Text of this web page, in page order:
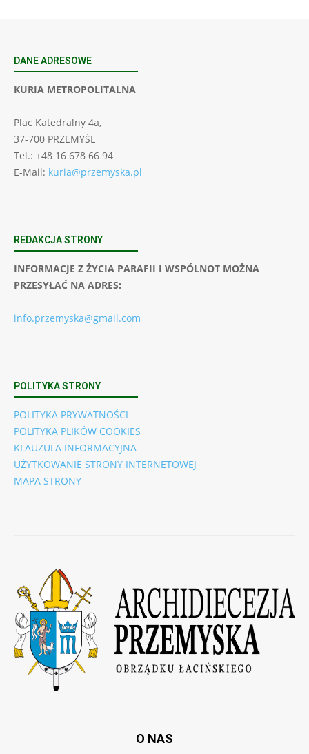
DANE ADRESOWE
KURIA METROPOLITALNA
Plac Katedralny 4a,
37-700 PRZEMYŚL
Tel.: +48 16 678 66 94
E-Mail: kuria@przemyska.pl
REDAKCJA STRONY
INFORMACJE Z ŻYCIA PARAFII I WSPÓLNOT MOŻNA
PRZESYŁAĆ NA ADRES:
info.przemyska@gmail.com
POLITYKA STRONY
POLITYKA PRYWATNOŚCI
POLITYKA PLIKÓW COOKIES
KLAUZULA INFORMACYJNA
UŻYTKOWANIE STRONY INTERNETOWEJ
MAPA STRONY
O NAS